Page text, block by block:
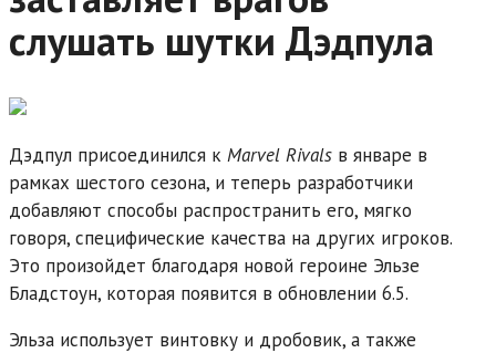
слушать шутки Дэдпула
Дэдпул присоединился к Marvel Rivals в январе в
рамках шестого сезона, и теперь разработчики
добавляют способы распространить его, мягко
говоря, специфические качества на других игроков.
Это произойдет благодаря новой героине Эльзе
Бладстоун, которая появится в обновлении 6.5.
Эльза использует винтовку и дробовик, а также